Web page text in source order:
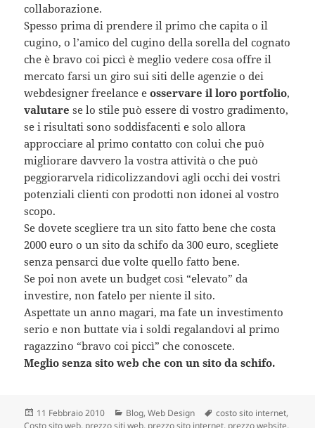
collaborazione.
Spesso prima di prendere il primo che capita o il
cugino, o l’amico del cugino della sorella del cognato
che è bravo coi piccì è meglio vedere cosa offre il
mercato farsi un giro sui siti delle agenzie o dei
webdesigner freelance eosservare il loro portfolio,
valutare se lo stile può essere di vostro gradimento,
se i risultati sono soddisfacenti e solo allora
approcciare al primo contatto con colui che può
migliorare davvero la vostra attività o che può
peggiorarvela ridicolizzandovi agli occhi dei vostri
potenziali clienti con prodotti non idonei al vostro
scopo.
Se dovete scegliere tra un sito fatto bene che costa
2000 euro o un sito da schifo da 300 euro, scegliete
senza pensarci due volte quello fatto bene.
Se poi non avete un budget così “elevato” da
investire, non fatelo per niente il sito.
Aspettate un anno magari, ma fate un investimento
serio e non buttate via i soldi regalandovi al primo
ragazzino “bravo coi piccì” che conoscete.
Meglio senza sito web che con un sito da schifo.
Scritto
11 Febbraio 2010 Categorie
Blog,Web Design Tag
costo sito internet,